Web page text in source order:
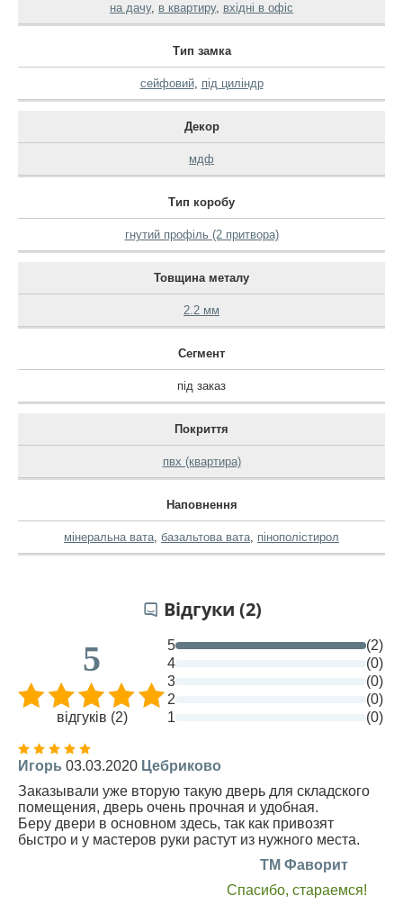
на дачу, в квартиру, вхідні в офіс
Тип замка
сейфовий, під циліндр
Декор
мдф
Тип коробу
гнутий профіль (2 притвора)
Товщина металу
2.2 мм
Сегмент
під заказ
Покриття
пвх (квартира)
Наповнення
мінеральна вата, базальтова вата, пінополістирол
Відгуки (2)
5
відгуків (2)
5
(2)
4
(0)
3
(0)
2
(0)
1
(0)
Игорь 03.03.2020 Цебриково
Заказывали уже вторую такую дверь для складского
помещения, дверь очень прочная и удобная.
Беру двери в основном здесь, так как привозят
быстро и у мастеров руки растут из нужного места.
TM Фаворит
Спасибо, стараемся!